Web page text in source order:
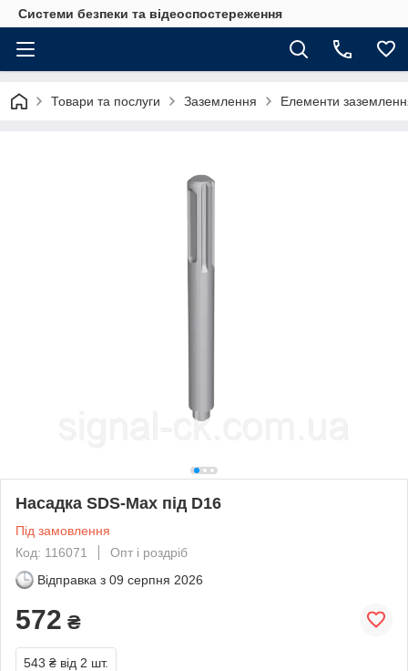
Системи безпеки та відеоспостереження
Товари та послуги Заземлення Елементи
Насадка SDS-Max під D16
Під замовлення
Код: 116071
Опт і роздріб
Відправка з 09 серпня 2026
572 ₴
543 ₴ від 2 шт.